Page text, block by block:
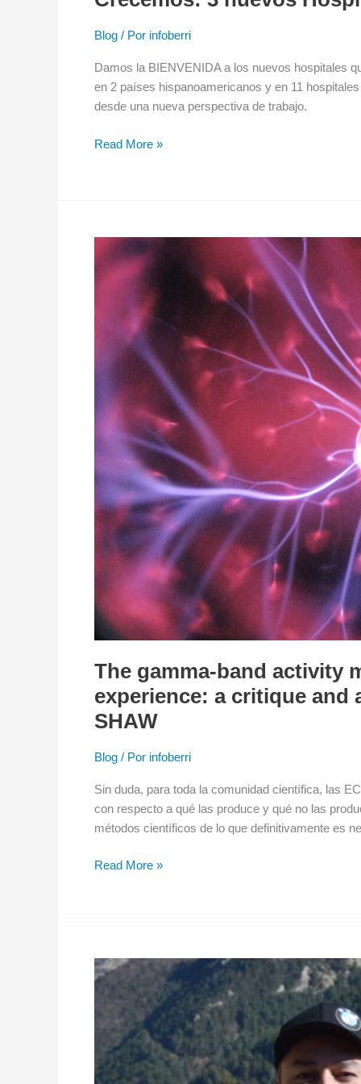
Blog / Por infoberri
Damos la BIENVENIDA a los nuevos hospitales
en 2 países hispanoamericanos y en 11
desde una nueva perspectiva de trabajo.
Read More »
The gamma-band activity
experience: a critique and
SHAW
Blog / Por infoberri
Sin duda, para toda la comunidad científica, las
con respecto a qué las produce y qué no las
métodos científicos de lo que definitivamente es
The
gamma-
model
near-
death
experience:
a
critique
and
a
reinterpretation,
DE
NIGEL
SHAW
Read More »
Juan
Carlos
Madrid:
testimonio
de